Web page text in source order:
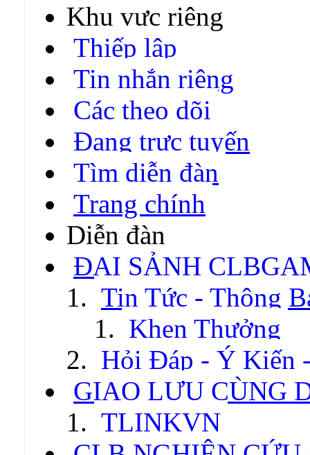
Khu vực riêng
Thiếp lập
Tin nhắn riêng
Các theo dõi
Đang trực tuyến
Tìm diễn đàn
Trang chính
Diễn đàn
ĐẠI SẢNH
Tin Tức - Thông
Khen Thưởng
Hỏi Đáp - Ý Kiến
GIAO LƯU CÙNG
TLINKVN